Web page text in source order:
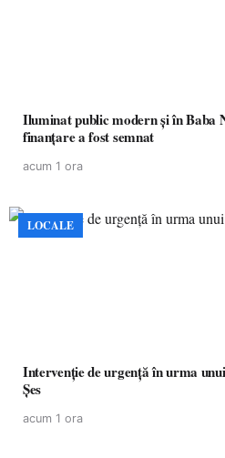
Iluminat public modern și în Baba
finanțare a fost semnat
acum 1 ora
LOCALE
Intervenție de urgență în urma
Șes
acum 1 ora